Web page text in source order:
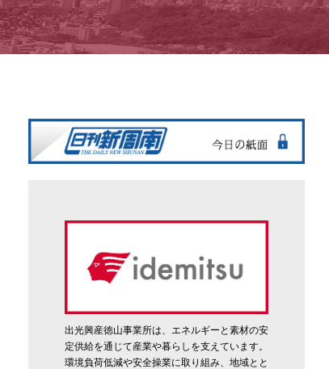
出光興産徳山事業所は、エネルギーと素材の安
定供給を通じて産業や暮らしを支えています。
環境負荷低減や安全操業に取り組み、地域とと